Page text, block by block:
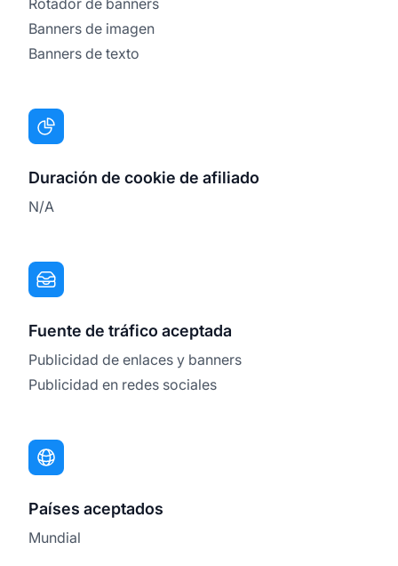
Banners de imagen
Banners de texto
Duración de cookie de afiliado
N/A
Fuente de tráfico aceptada
Publicidad de enlaces y banners
Publicidad en redes sociales
Países aceptados
Mundial